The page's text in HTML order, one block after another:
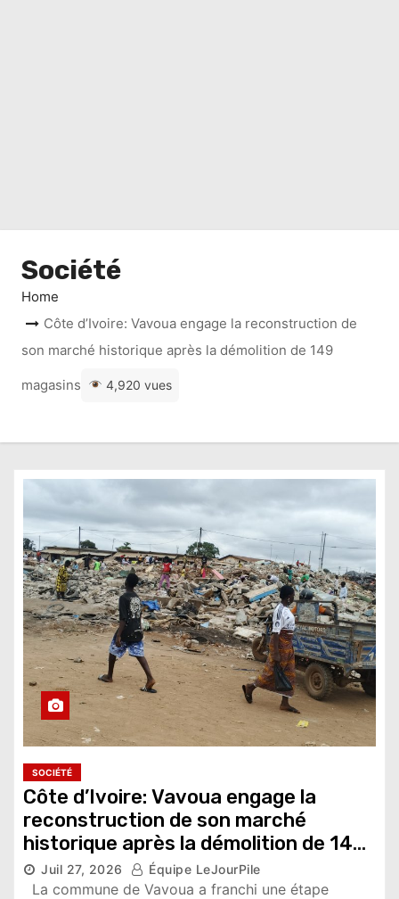
Société
Home
Côte d’Ivoire: Vavoua engage la reconstruction de
son marché historique après la démolition de 149
magasins 4,920 vues
SOCIÉTÉ
Côte d’Ivoire: Vavoua engage la
reconstruction de son marché
historique après la démolition de 149
magasins
4,920 vues
Juil 27, 2026 Équipe LeJourPile
La commune de Vavoua a franchi une étape